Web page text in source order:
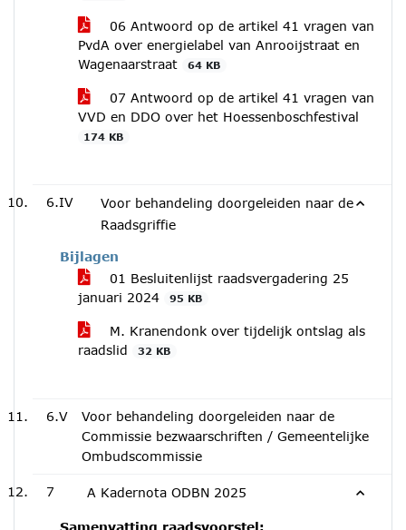
06 Antwoord op de artikel 41 vragen van
PvdA over energielabel van Anrooijstraat en
Wagenaarstraat
64 KB
07 Antwoord op de artikel 41 vragen van
VVD en DDO over het Hoessenboschfestival
174 KB
6.IV
Voor behandeling doorgeleiden naar de
Raadsgriffie
Bijlagen
01 Besluitenlijst raadsvergadering 25
januari 2024
95 KB
M. Kranendonk over tijdelijk ontslag als
raadslid
32 KB
6.V
Voor behandeling doorgeleiden naar de
Commissie bezwaarschriften / Gemeentelijke
Ombudscommissie
7 A Kadernota ODBN 2025
Samenvatting raadsvoorstel: